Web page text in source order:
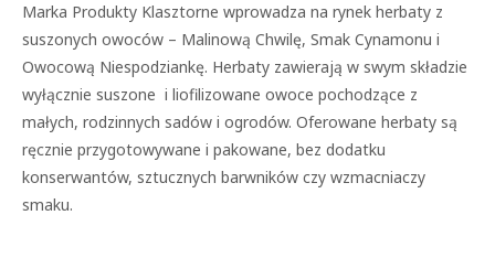
Marka Produkty Klasztorne wprowadza na rynek herbaty z
suszonych owoców – Malinową Chwilę, Smak Cynamonu i
Owocową Niespodziankę. Herbaty zawierają w swym składzie
wyłącznie suszone i liofilizowane owoce pochodzące z
małych, rodzinnych sadów i ogrodów. Oferowane herbaty są
ręcznie przygotowywane i pakowane, bez dodatku
konserwantów, sztucznych barwników czy wzmacniaczy
smaku.